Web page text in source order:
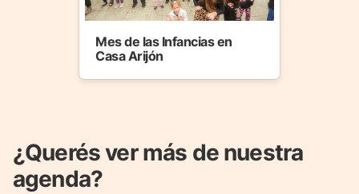
Mes de las Infancias en
Casa Arijón
¿Querés ver más de nuestra
agenda?